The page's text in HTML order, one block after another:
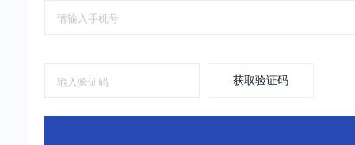
获取验证码